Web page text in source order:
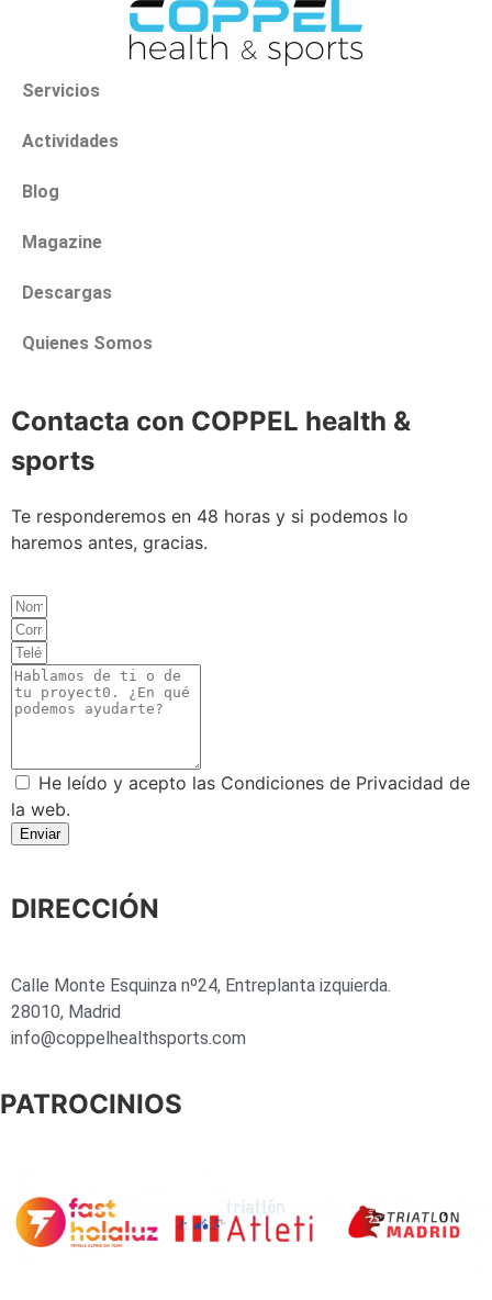
Servicios
Actividades
Blog
Magazine
Descargas
Quienes Somos
Contacta con COPPEL health &
sports
Te responderemos en 48 horas y si podemos lo
haremos antes, gracias.
He leído y acepto las Condiciones de Privacidad de
la web.
Enviar
DIRECCIÓN
Calle Monte Esquinza nº24, Entreplanta izquierda.
28010, Madrid
info@coppelhealthsports.com
PATROCINIOS